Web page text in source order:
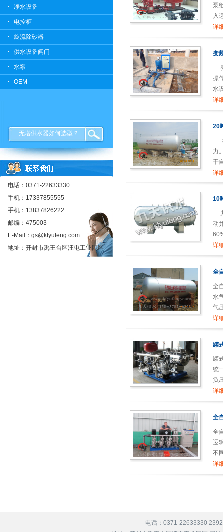
净水设备
电控柜
旋流除砂器
供水设备阀门
水泵
OEM
无塔供水器如何选型？
电话：0371-22633330
手机：17337855555
手机：13837826222
邮编：475003
E-Mail：gs@kfyufeng.com
地址：开封市禹王台区汪屯工业园区
泵
入
详
变
操
水
详
20
力
于
详
10
动
详
全
全
水
气
详
罐
罐
统
负
详
全
全
逻
不
结
详
电话：0371-22633330